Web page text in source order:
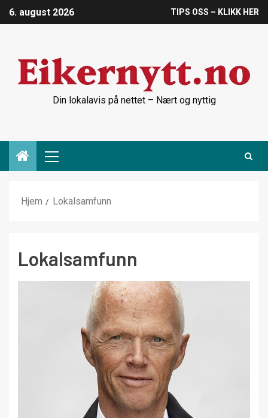
6. august 2026 TIPS OSS – KLIKK HER
Din lokalavis på nettet – Nært og nyttig
Hjem Lokalsamfunn
Lokalsamfunn